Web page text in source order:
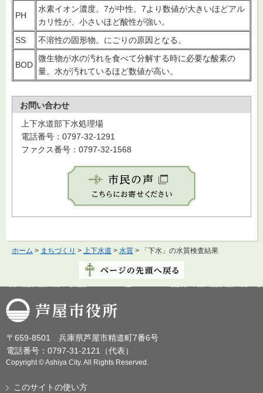
PH
水素イオン濃度。7が中性。7より数値が大きいほどアル
カリ性が、小さいほど酸性が強い。
SS
不溶性の固形物。にごりの原因となる。
BOD
微生物が水の汚れを食べて分解する時に必要な酸素の
量。水が汚れているほど数値が高い。
お問い合わせ
上下水道部下水処理場
電話番号：0797-32-1291
ファクス番号：0797-32-1568
ホーム > まちづくり > 上下水道 > 水質 > 「下水」の水質検査結果
芦屋市役所
〒659-8501 兵庫県芦屋市精道町7番6号
電話番号：0797-31-2121（代表）
Copyright © Ashiya City. All Rights Reserved.
このサイトの使い方